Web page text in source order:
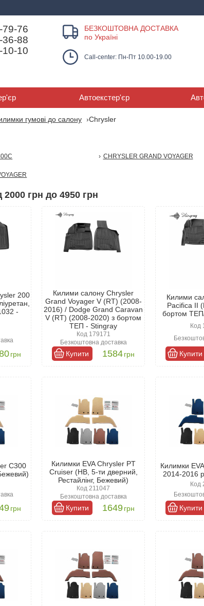
79-76
36-88
10-10
БЕЗКОШТОВНА ДОСТАВКА
по Україні
Call-center: Пн-Пт 10.00-19.00
Автоекстер'єр
гумові до салону Chrysler
CHRYSLER GRAND VOYAGER
2000 грн до 4950 грн
200
-
грн
Килими салону Chrysler
Grand Voyager V (RT) (2008-
2016) / Dodge Grand Caravan
V (RT) (2008-2020) з бортом
ТЕП - Stingray
Код 179171
Безкоштовна доставка
Купити 1584грн
Килими
Pacifica II
бортом
Код
Купити
C300
грн
Килимки EVA Chrysler PT
Cruiser (HB, 5-ти дверний,
Рестайлінг, Бежевий)
Код 211047
Безкоштовна доставка
Купити 1649грн
Килимки
2014-2016
Код
Купити